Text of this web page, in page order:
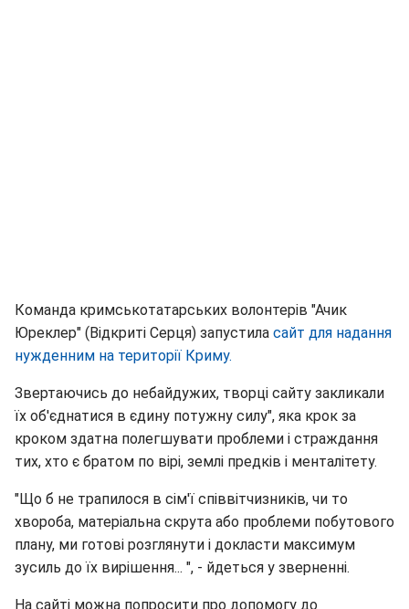
Команда кримськотатарських волонтерів "Ачик
Юреклер" (Відкриті Серця) запустила сайт для надання
нужденним на території Криму.
Звертаючись до небайдужих, творці сайту закликали
їх об'єднатися в єдину потужну силу", яка крок за
кроком здатна полегшувати проблеми і страждання
тих, хто є братом по вірі, землі предків і менталітету.
"Що б не трапилося в сім'ї співвітчизників, чи то
хвороба, матеріальна скрута або проблеми побутового
плану, ми готові розглянути і докласти максимум
зусиль до їх вирішення... ", - йдеться у зверненні.
На сайті можна попросити про допомогу до